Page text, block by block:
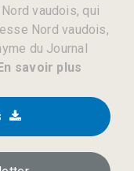
vaudois, qui
Nord vaudois,
du Journal
savoir plus